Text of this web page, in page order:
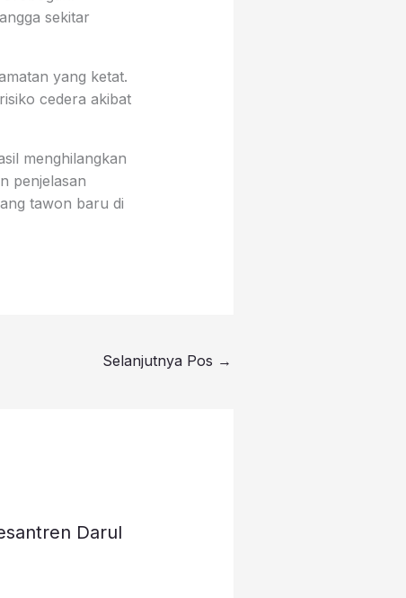
sekitar
yang ketat.
cedera akibat
menghilangkan
penjelasan
tawon baru di
Selanjutnya Pos →
Darul